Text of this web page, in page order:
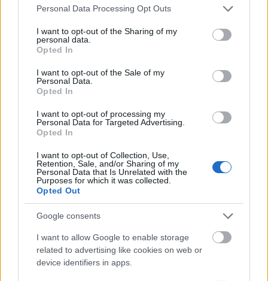
Please note that this website/app uses one or more Google
not limited to your visit or usage behaviour. You may click to
grant or deny consent to Google and its third-party tags to
use your data for below specified purposes in below Google
consent section.
Personal Data Processing Opt Outs
I want to opt-out of the Sharing of my
personal data.
Opted In
I want to opt-out of the Sale of my
Personal Data.
Opted In
I want to opt-out of processing my
Personal Data for Targeted Advertising.
Opted In
I want to opt-out of Collection, Use,
Retention, Sale, and/or Sharing of my
Personal Data that Is Unrelated with the
Purposes for which it was collected.
Opted Out
Google consents
I want to allow Google to enable storage
related to advertising like cookies on web or
device identifiers in apps.
A Piramis együttes koncertje, Újpesti Dózsa Megyeri úti
Stadionja, 1978. 09. 04., Fotó: Kőbányai János
Piramisországos sikere fordulatot is
zenekar köré fanatikus rajongói mag
verbuválódott, ami a hatvanas évek vége óta
nem látott jelenség volt. A szakadtan
öltözött, kedvenc zenekarukat koncertről
koncertre még vidékre is követő rajongók
magukat csöveseknek titulálták, az újságok,
rádióriportok rövidesen